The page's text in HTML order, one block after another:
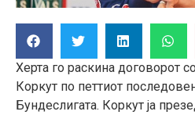
Херта го раскина договорот
Коркут по петтиoт
Бундеслигата. Коркут ја